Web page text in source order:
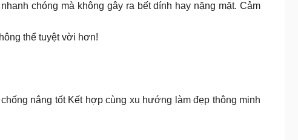
chóng mà không gây ra bết dính hay nặng mặt. Cảm
thể tuyệt vời hơn!
nắng tốt Kết hợp cùng xu hướng làm đẹp thông minh